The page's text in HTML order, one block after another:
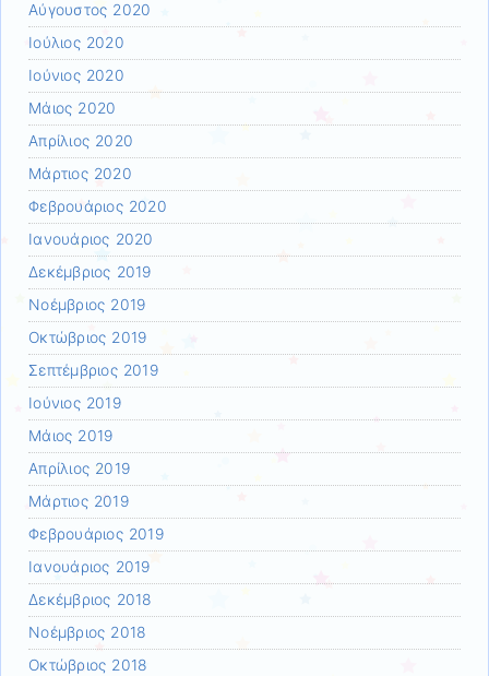
Αύγουστος 2020
Ιούλιος 2020
Ιούνιος 2020
Μάιος 2020
Απρίλιος 2020
Μάρτιος 2020
Φεβρουάριος 2020
Ιανουάριος 2020
Δεκέμβριος 2019
Νοέμβριος 2019
Οκτώβριος 2019
Σεπτέμβριος 2019
Ιούνιος 2019
Μάιος 2019
Απρίλιος 2019
Μάρτιος 2019
Φεβρουάριος 2019
Ιανουάριος 2019
Δεκέμβριος 2018
Νοέμβριος 2018
Οκτώβριος 2018